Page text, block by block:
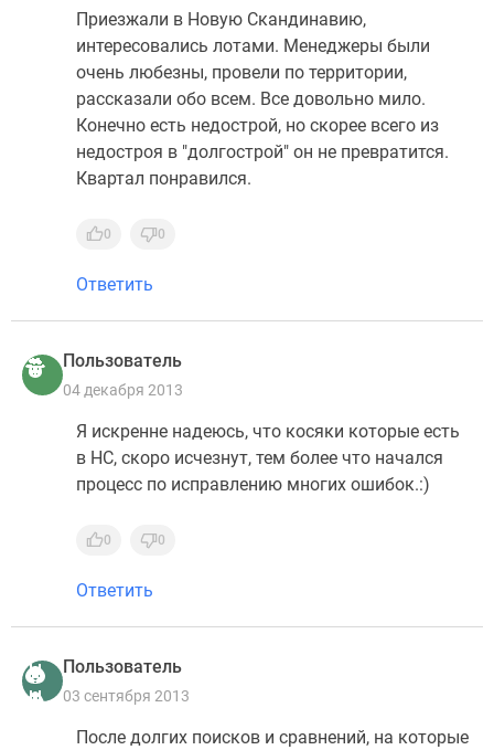
Приезжали в Новую Скандинавию,
интересовались лотами. Менеджеры были
очень любезны, провели по территории,
рассказали обо всем. Все довольно мило.
Конечно есть недострой, но скорее всего из
недостроя в "долгострой" он не превратится.
Квартал понравился.
0 0
Ответить
Пользователь
04 декабря 2013
Я искренне надеюсь, что косяки которые есть
в НС, скоро исчезнут, тем более что начался
процесс по исправлению многих ошибок.:)
0 0
Ответить
Пользователь
03 сентября 2013
После долгих поисков и сравнений, на которые